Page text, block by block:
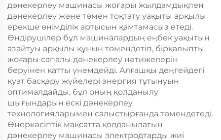
дәнекерлеу машинасы жоғары жылдамдықпен
дәнекерлеу және төмен тоқтату уақыты арқылы
ерекше өнімділік артысын қамтамасыз етеді.
Өндірушілер бұл машиналардың еңбек уақытын
азайтуы арқылы құнын төмендетіп, бірқалыпты
жоғары сапалы дәнекерлеу нәтижелерін
беруінен қатты үнемдейді. Алғашқы деңгейдегі
қуат басқару жүйелері энергия тұтынуын
оптималдайды, бұл оның қолданылу
шығындарын ескі дәнекерлеу
технологияларымен салыстырғанда төмендетеді.
Өнеркәсіптік мақсатта қолданылатын
дәнекерлеу машинасы электродтарды жиі